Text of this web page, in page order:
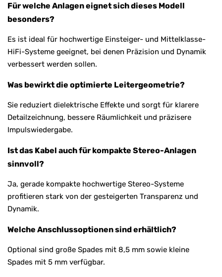
Für welche Anlagen eignet sich dieses Modell
besonders?
Es ist ideal für hochwertige Einsteiger- und Mittelklasse-
HiFi-Systeme geeignet, bei denen Präzision und Dynamik
verbessert werden sollen.
Was bewirkt die optimierte Leitergeometrie?
Sie reduziert dielektrische Effekte und sorgt für klarere
Detailzeichnung, bessere Räumlichkeit und präzisere
Impulswiedergabe.
Ist das Kabel auch für kompakte Stereo-Anlagen
sinnvoll?
Ja, gerade kompakte hochwertige Stereo-Systeme
profitieren stark von der gesteigerten Transparenz und
Dynamik.
Welche Anschlussoptionen sind erhältlich?
Optional sind große Spades mit 8,5 mm sowie kleine
Spades mit 5 mm verfügbar.